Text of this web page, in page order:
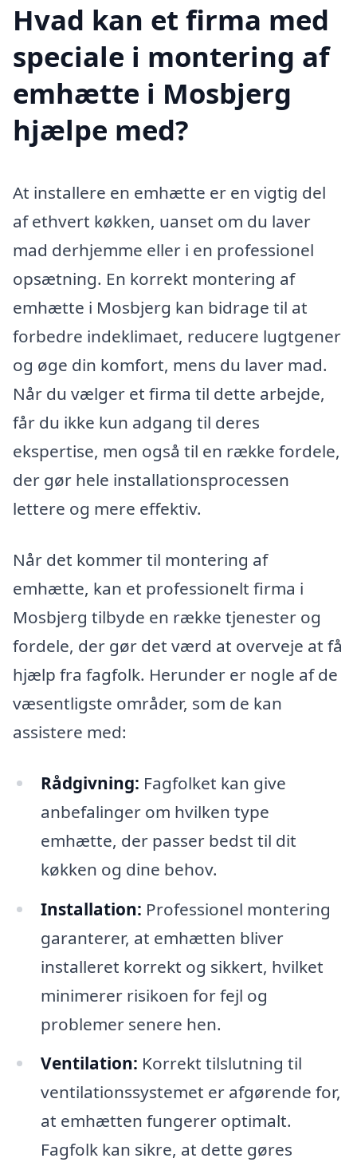
Hvad kan et firma med
speciale i montering af
emhætte i Mosbjerg
hjælpe med?
At installere en emhætte er en vigtig del
af ethvert køkken, uanset om du laver
mad derhjemme eller i en professionel
opsætning. En korrekt montering af
emhætte i Mosbjerg kan bidrage til at
forbedre indeklimaet, reducere lugtgener
og øge din komfort, mens du laver mad.
Når du vælger et firma til dette arbejde,
får du ikke kun adgang til deres
ekspertise, men også til en række fordele,
der gør hele installationsprocessen
lettere og mere effektiv.
Når det kommer til montering af
emhætte, kan et professionelt firma i
Mosbjerg tilbyde en række tjenester og
fordele, der gør det værd at overveje at få
hjælp fra fagfolk. Herunder er nogle af de
væsentligste områder, som de kan
assistere med:
Rådgivning: Fagfolket kan give
anbefalinger om hvilken type
emhætte, der passer bedst til dit
køkken og dine behov.
Installation: Professionel montering
garanterer, at emhætten bliver
installeret korrekt og sikkert, hvilket
minimerer risikoen for fejl og
problemer senere hen.
Ventilation: Korrekt tilslutning til
ventilationssystemet er afgørende for,
at emhætten fungerer optimalt.
Fagfolk kan sikre, at dette gøres